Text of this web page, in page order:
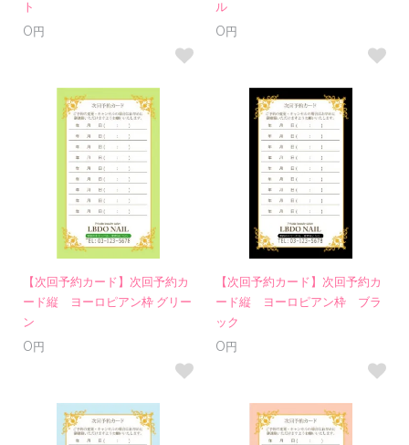
ト
0円
ル
0円
【次回予約カード】次回予約カ
ード縦 ヨーロピアン枠 グリー
ン
0円
【次回予約カード】次回予約カ
ード縦 ヨーロピアン枠 ブラ
ック
0円